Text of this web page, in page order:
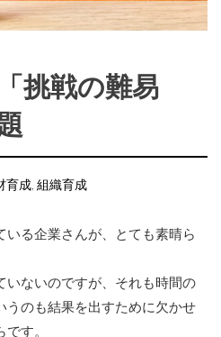
挑戦の難易
育成 組織育成
る企業さんが、とても素晴ら
いないのですが、それも時間の
うのも結果を出すために欠かせ
す。